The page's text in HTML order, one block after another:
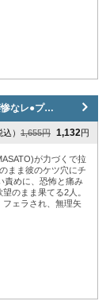
惨なレ●プ…
） 1,655円 1,132円
が力づくで拉
まま彼のケツ穴にチ
責めに、恐怖と痛み
のまま果てる2人。
ェラされ、無理矢